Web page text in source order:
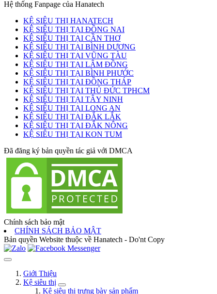
Hệ thống Fanpage của Hanatech
KỆ SIÊU THỊ HANATECH
KỆ SIÊU THỊ TẠI ĐỒNG NAI
KỆ SIÊU THỊ TẠI CẦN THƠ
KỆ SIÊU THỊ TẠI BÌNH DƯƠNG
KỆ SIÊU THỊ TẠI VŨNG TÀU
KỆ SIÊU THỊ TẠI LÂM ĐỒNG
KỆ SIÊU THỊ TẠI BÌNH PHƯỚC
KỆ SIÊU THỊ TẠI ĐỒNG THÁP
KỆ SIÊU THỊ TẠI THỦ ĐỨC TPHCM
KỆ SIÊU THỊ TẠI TÂY NINH
KỆ SIÊU THỊ TẠI LONG AN
KỆ SIÊU THỊ TẠI ĐẮK LẮK
KỆ SIÊU THỊ TẠI ĐẮK NÔNG
KỆ SIÊU THỊ TẠI KON TUM
Đã đăng ký bản quyền tác giả với DMCA
Chính sách bảo mật
CHÍNH SÁCH BẢO MẬT
Bản quyền Website thuộc về Hanatech - Do'nt Copy
Giới Thiệu
Kệ siêu thị
Kệ siêu thị trưng bày sản phẩm